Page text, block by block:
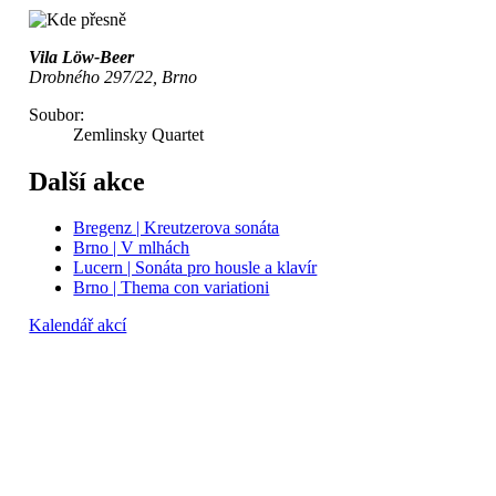
Vila Löw-Beer
Drobného 297/22, Brno
Soubor:
Zemlinsky Quartet
Další akce
Bregenz | Kreutzerova sonáta
Brno | V mlhách
Lucern | Sonáta pro housle a klavír
Brno | Thema con variationi
Kalendář akcí